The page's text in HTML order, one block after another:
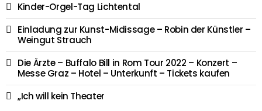
Kinder-Orgel-Tag Lichtental
Einladung zur Kunst-Midissage – Robin der Künstler –
Weingut Strauch
Die Ärzte – Buffalo Bill in Rom Tour 2022 – Konzert –
Messe Graz – Hotel – Unterkunft – Tickets kaufen
„Ich will kein Theater